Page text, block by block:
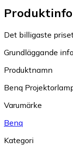
Det billigaste
Grundläggande
Produktnamn
Benq
Varumärke
Benq
Kategori